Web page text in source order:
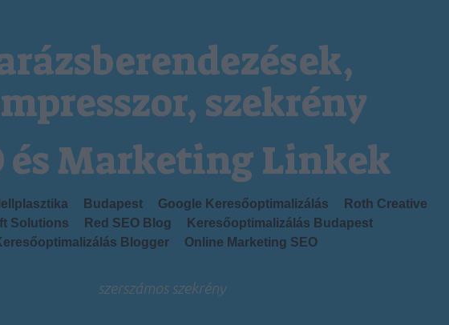
szekrény
és Marketing Linkek
Budapest Google Keresőoptimalizálás
Roth Creative
Solutions Red SEO Blog
Keresőoptimalizálás Budapest
Blogger
Online Marketing SEO
szerszámos szekrény